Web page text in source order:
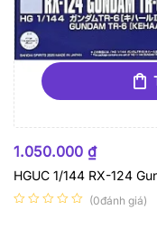
1.050.000 ₫
HGUC 1/144 RX-124
(0đánh giá)